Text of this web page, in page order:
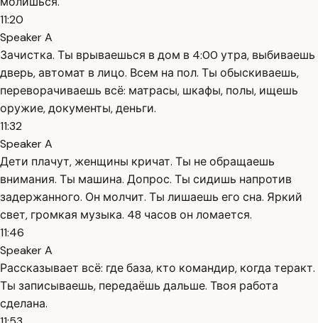
11:20
Speaker A
Зачистка. Ты врываешься в дом в 4:00 утра, выбиваешь
дверь, автомат в лицо. Всем на пол. Ты обыскиваешь,
переворачиваешь всё: матрасы, шкафы, полы, ищешь
оружие, документы, деньги.
11:32
Speaker A
Дети плачут, женщины кричат. Ты не обращаешь
внимания. Ты машина. Допрос. Ты сидишь напротив
задержанного. Он молчит. Ты лишаешь его сна. Яркий
свет, громкая музыка. 48 часов он ломается.
11:46
Speaker A
Рассказывает всё: где база, кто командир, когда теракт.
Ты записываешь, передаёшь дальше. Твоя работа
сделана.